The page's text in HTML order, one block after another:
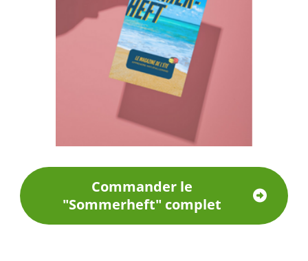
Commander le
"Sommerheft" complet